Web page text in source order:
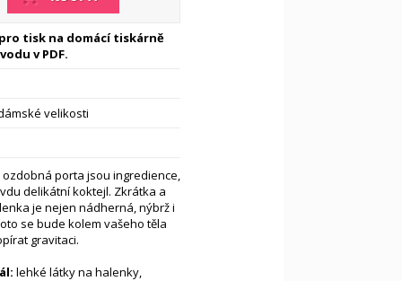
tisk na domácí tiskárně
v PDF.
velikosti
porta jsou ingredience,
delikátní koktejl. Zkrátka a
je nejen nádherná, nýbrž i
se bude kolem vašeho těla
gravitaci.
lehké látky na halenky,